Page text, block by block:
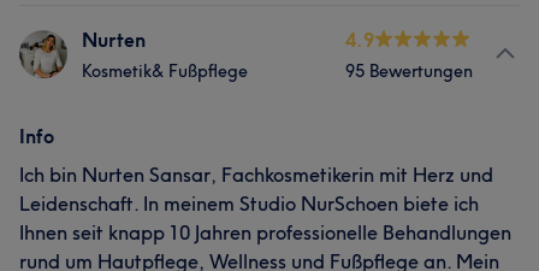
Nurten
Kosmetik& Fußpflege
4.9
95 Bewertungen
Info
Ich bin Nurten Sansar, Fachkosmetikerin mit Herz und
Leidenschaft. In meinem Studio NurSchoen biete ich
Ihnen seit knapp 10 Jahren professionelle Behandlungen
rund um Hautpflege, Wellness und Fußpflege an. Mein